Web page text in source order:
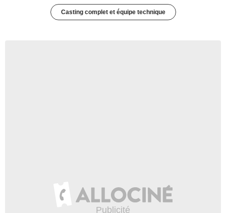
Casting complet et équipe technique